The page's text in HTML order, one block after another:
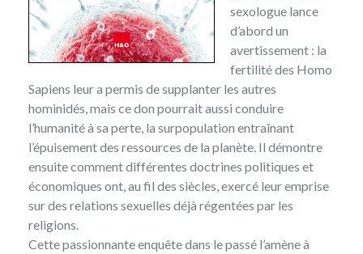
sexologue lance
d’abord un
avertissement : la
fertilité des Homo
Sapiens leur a permis de supplanter les autres
hominidés, mais ce don pourrait aussi conduire
l’humanité à sa perte, la surpopulation entraînant
l’épuisement des ressources de la planète. Il démontre
ensuite comment différentes doctrines politiques et
économiques ont, au fil des siècles, exercé leur emprise
sur des relations sexuelles déjà régentées par les
religions.
Cette passionnante enquête dans le passé l’amène à